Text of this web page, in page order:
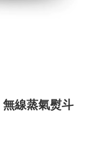
線蒸氣熨斗